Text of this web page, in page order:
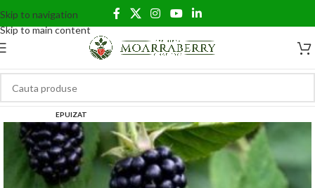
Skip to navigation
Skip to main content
EPUIZAT